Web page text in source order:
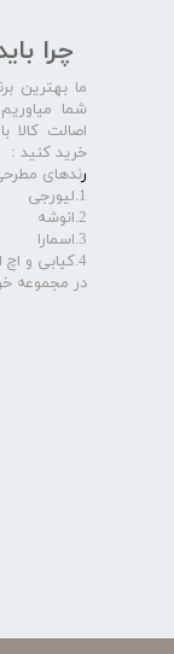
چرا
ما بهترین
شما
خرید کنید :
رندهای
1.لیورجی
2.انوشه
3.اسمارا
4.کیابی و اچ اند ام و ...
در مجموعه